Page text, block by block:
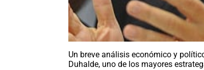
Un breve análisis económico y
Duhalde, uno de los mayores